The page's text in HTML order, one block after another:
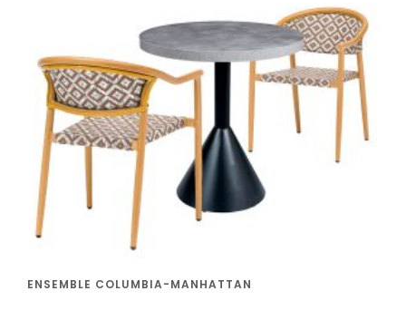
ENSEMBLE COLUMBIA-MANHATTAN